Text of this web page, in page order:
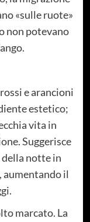
«sulle ruote»
non potevano
e arancioni
estetico;
vita in
Suggerisce
notte in
aumentando il
marcato. La